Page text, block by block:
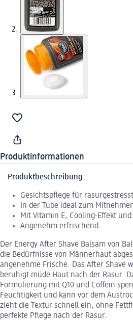
Produktinformationen
Produktbeschreibung
Gesichtspflege für
In der Tube ideal zum
Mit Vitamin E, Cooling-Effekt
Angenehm erfrischend
Der Energy After Shave Balsam von
die Bedürfnisse von Männerhaut
angenehme Frische. Das After Shave
beruhigt müde Haut nach der Rasur.
Formulierung mit Q10 und Coffein
Feuchtigkeit und kann vor dem
zieht die Textur schnell ein, ohne
perfekte Pflege nach der Rasur.